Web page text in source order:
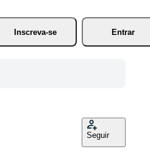
Inscreva-se
Entrar
Seguir